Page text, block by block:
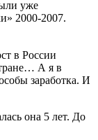
уже
2000-2007.
в России
А я в
заработка. И
она 5 лет. До